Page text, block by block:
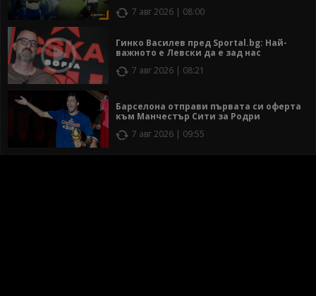
7 авг 2026 | 08:00
Гинко Василев пред Sportal.bg: Най-
важното е Левски да е зад нас
7 авг 2026 | 08:21
Барселона отправи първата си оферта
към Манчестър Сити за Родри
7 авг 2026 | 09:55